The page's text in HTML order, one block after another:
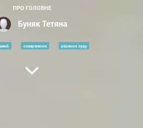
ПРО ГОЛОВНЕ
Буняк Тетяна
оскарження рішення суду